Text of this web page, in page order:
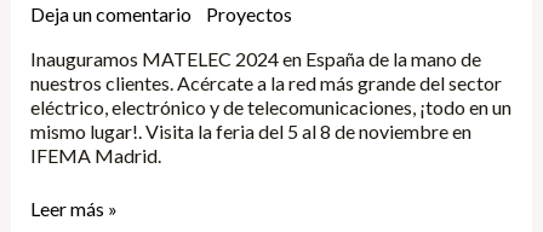
Deja un comentario Proyectos
Inauguramos MATELEC 2024 en España de la mano de
nuestros clientes. Acércate a la red más grande del sector
eléctrico, electrónico y de telecomunicaciones, ¡todo en un
mismo lugar!. Visita la feria del 5 al 8 de noviembre en
IFEMA Madrid.
Leer más »